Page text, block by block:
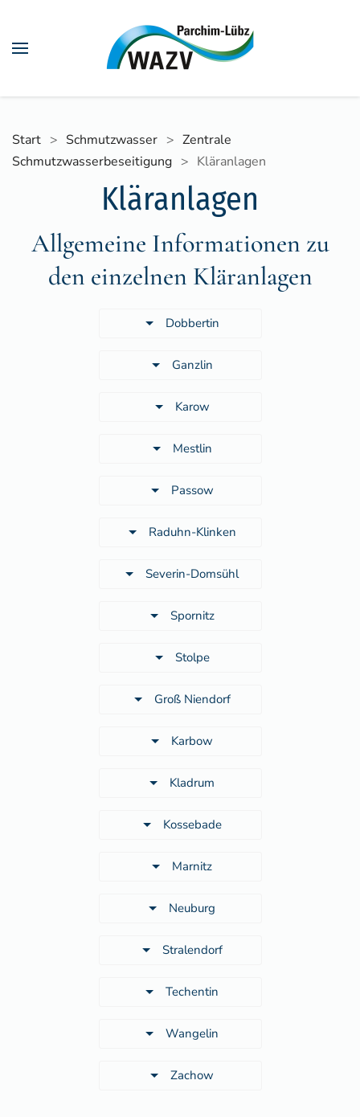
Skip to main content
Start Schmutzwasser
Zentrale
Schmutzwasserbeseitigung
Kläranlagen
Kläranlagen
Allgemeine Informationen zu
den einzelnen Kläranlagen
Dobbertin
Ganzlin
Karow
Mestlin
Passow
Raduhn-Klinken
Severin-Domsühl
Spornitz
Stolpe
Groß Niendorf
Karbow
Kladrum
Kossebade
Marnitz
Neuburg
Stralendorf
Techentin
Wangelin
Zachow